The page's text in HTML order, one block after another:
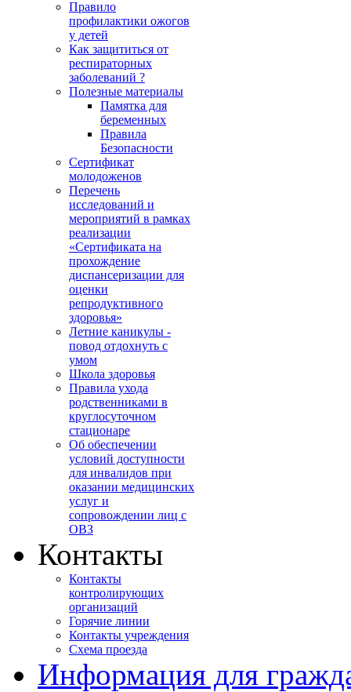
Правило
профилактики ожогов
у детей
Как защититься от
респираторных
заболеваний ?
Полезные материалы
Памятка для
беременных
Правила
Безопасности
Сертификат
молодоженов
Перечень
исследований и
мероприятий в рамках
реализации
«Сертификата на
прохождение
диспансеризации для
оценки
репродуктивного
здоровья»
Летние каникулы -
повод отдохнуть с
умом
Школа здоровья
Правила ухода
родственниками в
круглосуточном
стационаре
Об обеспечении
условий доступности
для инвалидов при
оказании медицинских
услуг и
сопровождении лиц с
ОВЗ
Контакты
Контакты
контролирующих
организаций
Горячие линии
Контакты учреждения
Схема проезда
Информация для